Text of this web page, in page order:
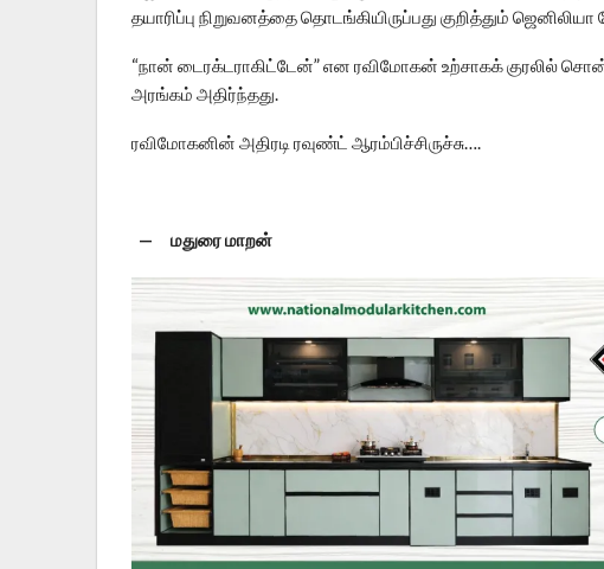
தயாரிப்பு நிறுவனத்தை தொடங்கியிருப்பது குறித்தும்
“நான் டைரக்டராகிட்டேன்” என ரவிமோகன் உற்சாகக் குரலில்
அரங்கம் அதிர்ந்தது.
ரவிமோகனின் அதிரடி ரவுண்ட் ஆரம்பிச்சிருச்சு….
— மதுரை மாறன்